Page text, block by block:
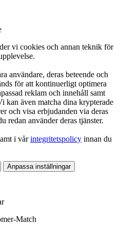
vi cookies och annan teknik för
användare, deras beteende och
för att kontinuerligt optimera
reklam och innehåll samt
kan även matcha dina krypterade
och visa erbjudanden via deras
redan använder deras tjänster.
i vårintegritetspolicy innan du
Anpassa inställningar
Match